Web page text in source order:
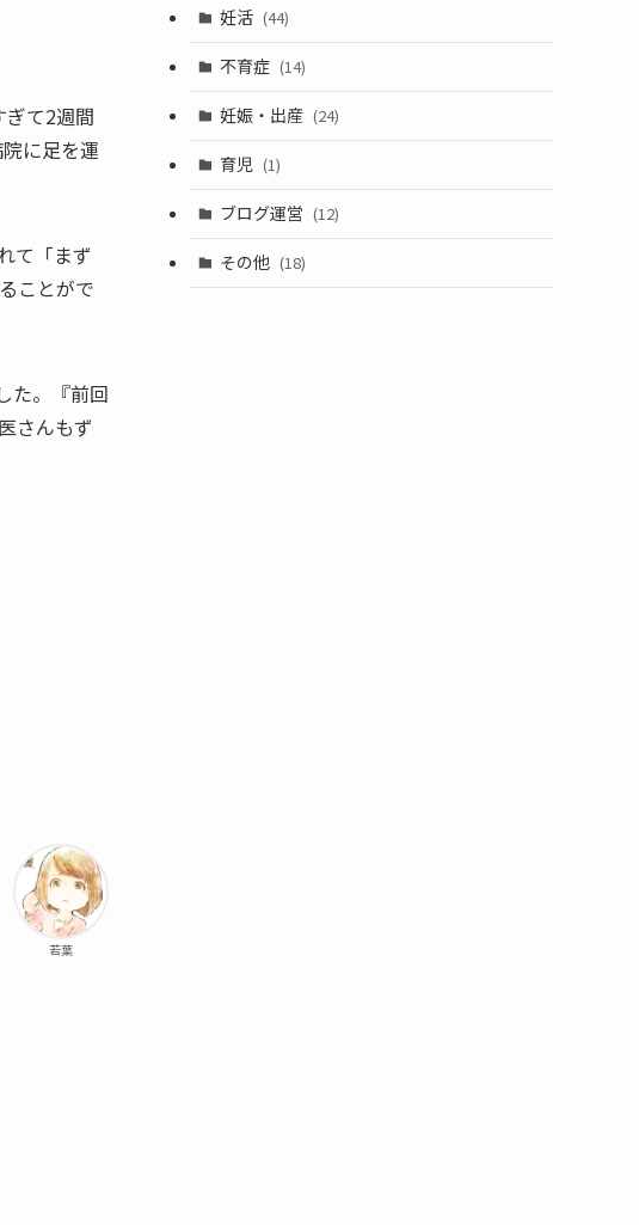
て2週間
に足を運
て「まず
ことがで
た。『前回
さんもず
若葉
妊活 (44)
不育症 (14)
妊娠・出産 (24)
育児 (1)
ブログ運営 (12)
その他 (18)